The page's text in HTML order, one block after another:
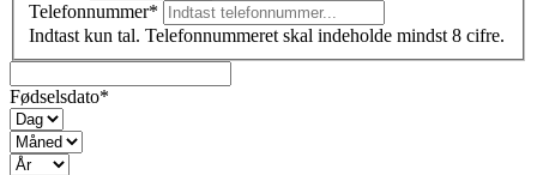
Telefonnummer*
Indtast kun tal. Telefonnummeret skal indeholde mindst 8 cifre.
Fødselsdato*